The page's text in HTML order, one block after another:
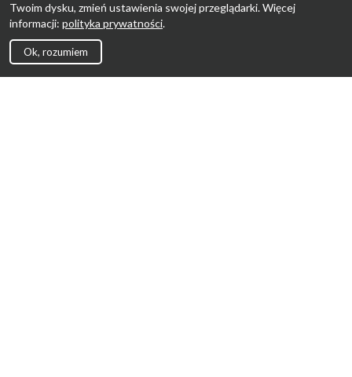
Twoim dysku, zmień ustawienia swojej przeglądarki. Więcej
informacji: polityka prywatności.
Ok, rozumiem